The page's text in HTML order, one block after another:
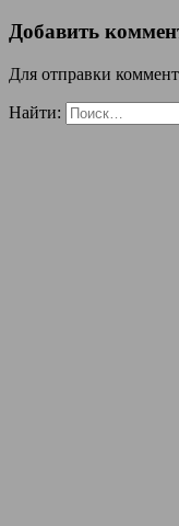
Добавить
Для отправки
Найти: